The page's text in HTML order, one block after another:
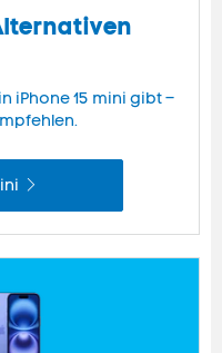
iPhone 15 mini gibt –